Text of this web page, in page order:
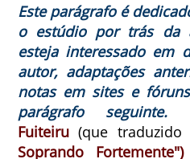
Este parágrafo é
o estúdio por trás da
esteja interessado em
autor, adaptações
notas em sites e
parágrafo seguinte.
Fuiteiru (que traduzido
Soprando Fortemente")